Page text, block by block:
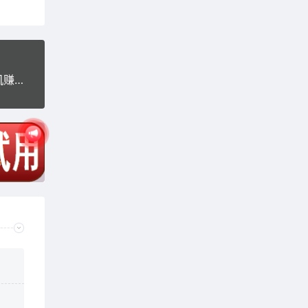
Thinkphp金多多广告机系统源码 自动阅读广告挂机赚钱